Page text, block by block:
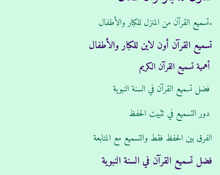
.تسميع القرآن من المنزل للكبار والأطفال
تسميع القرآن أون لاين للكبار والأطفال
أهمية تسميع القرآن الكريم
فضل تسميع القرآن في السنة النبوية
دور التسميع في تثبيت الحفظ
الفرق بين الحفظ فقط والتسميع مع المتابعة
فضل تسميع القرآن في السنة النبوية